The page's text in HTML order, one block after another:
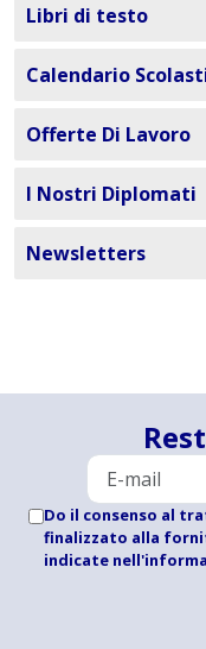
Libri di testo
Calendario
Offerte Di Lavoro
I Nostri Diplomati
Newsletters
Do il consenso al
finalizzato alla
indicate